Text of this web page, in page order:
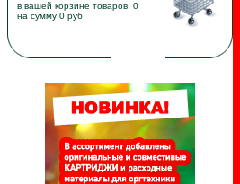
в вашей корзине товаров: 0
на сумму 0 руб.